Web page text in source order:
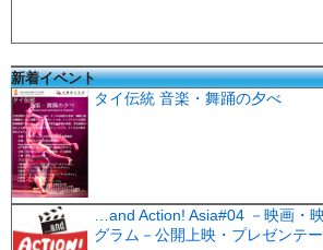
新着イベント
タイ伝統 音楽・舞踊の夕べ
…and Action! Asia#04 －映画・
グラム－公開上映・プレゼンテ